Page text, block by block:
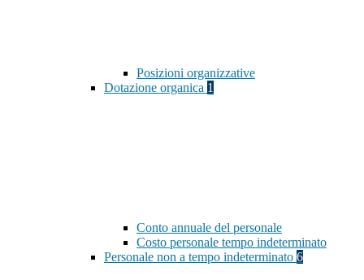
Posizioni organizzative
Dotazione organica 1
Conto annuale del personale
Costo personale tempo indeterminato
Personale non a tempo indeterminato 6